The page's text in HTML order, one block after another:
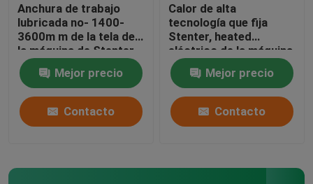
Anchura de trabajo
lubricada no- 1400-
3600m m de la tela de
la máquina de Stenter
de la tela del carril
Mejor precio
Contacto
Calor de alta
tecnología que fija
Stenter, heated
eléctrico de la máquina
de Stenter de la tela
Mejor precio
Contacto